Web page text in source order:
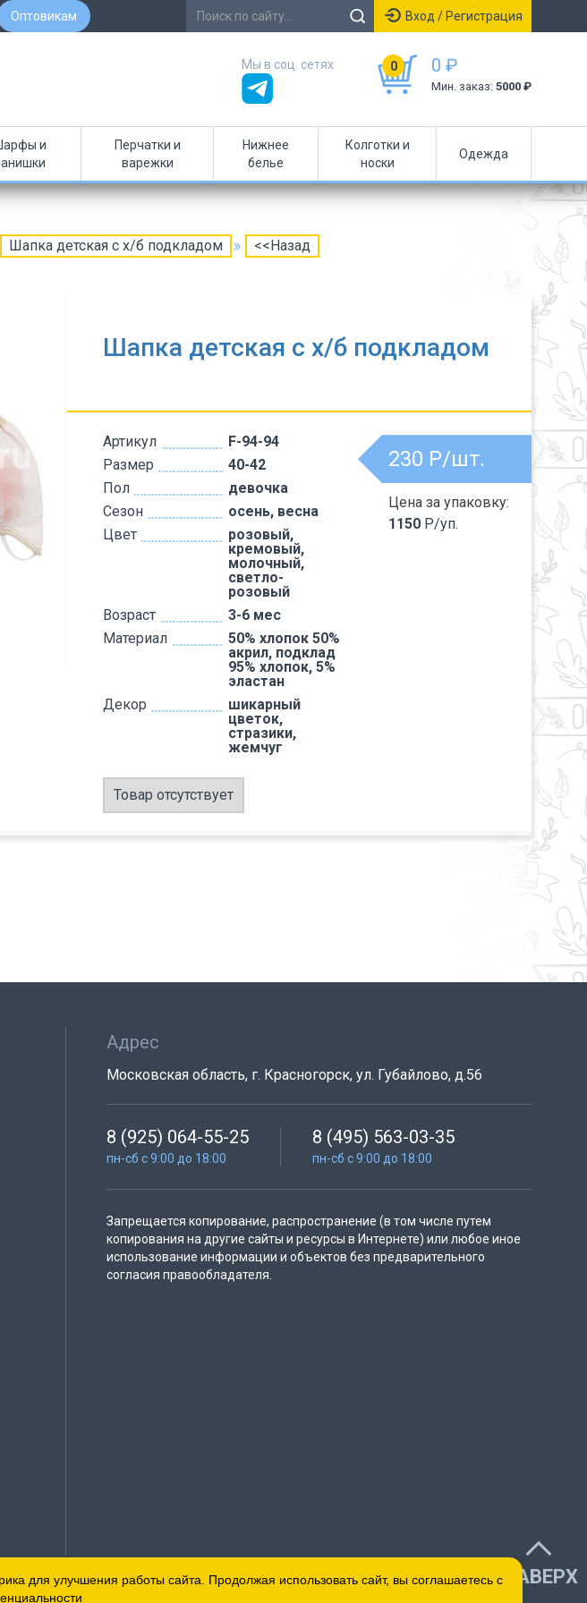
Оптовикам Вход / Регистрация
0 0 ₽
Мин. заказ: 5000 ₽
Мы в соц. сетях
и
Перчатки и
варежки
Нижнее
белье
Колготки и
носки
Одежда
Шапка детская с х/б подкладом <<Назад
Шапка детская с х/б подкладом
Артикул
F-94-94
Размер
40-42
Пол
девочка
Сезон
осень, весна
Цвет
розовый,
кремовый,
молочный,
светло-
розовый
Возраст
3-6 мес
Материал
50% хлопок 50%
акрил, подклад
95% хлопок, 5%
эластан
Декор
шикарный
цветок,
стразики,
жемчуг
230 Р/шт.
Цена за упаковку:
1150 Р/уп.
Товар отсутствует
Адрес
Московская область, г. Красногорск, ул. Губайлово, д.56
8 (925) 064-55-25
пн-сб с 9:00 до 18:00
8 (495) 563-03-35
пн-сб с 9:00 до 18:00
Запрещается копирование, распространение (в том числе путем
копирования на другие сайты и ресурсы в Интернете) или любое иное
использование информации и объектов без предварительного
согласия правообладателя.
НАВЕРХ
для улучшения работы сайта. Продолжая использовать сайт, вы соглашаетесь с